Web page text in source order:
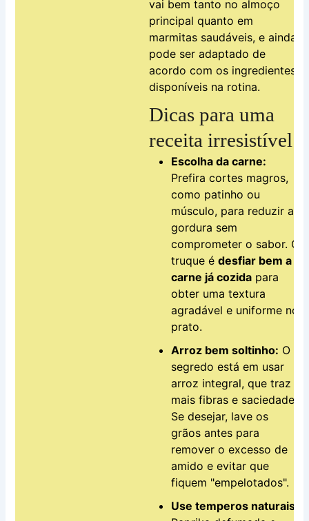
vai bem tanto no almoço
principal quanto em
marmitas saudáveis, e ainda
pode ser adaptado de
acordo com os ingredientes
disponíveis na rotina.
Dicas para uma
receita irresistível
Escolha da carne:
Prefira cortes magros,
como patinho ou
músculo, para reduzir a
gordura sem
comprometer o sabor. O
truque édesfiar bem a
carne já cozida para
obter uma textura
agradável e uniforme no
prato.
Arroz bem soltinho: O
segredo está em usar
arroz integral, que traz
mais fibras e saciedade.
Se desejar, lave os
grãos antes para
remover o excesso de
amido e evitar que
fiquem "empelotados".
Use temperos naturais: